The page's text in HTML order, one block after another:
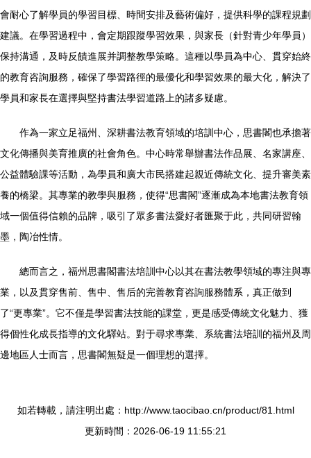
會耐心了解學員的學習目標、時間安排及藝術偏好，提供科學的課程規劃
建議。在學習過程中，會定期跟蹤學習效果，與家長（針對青少年學員）
保持溝通，及時反饋進展并調整教學策略。這種以學員為中心、貫穿始終
的教育咨詢服務，確保了學習路徑的最優化和學習效果的最大化，解決了
學員和家長在選擇與堅持書法學習道路上的諸多疑慮。
作為一家立足福州、深耕書法教育領域的培訓中心，思書閣也承擔著
文化傳播與美育推廣的社會角色。中心時常舉辦書法作品展、名家講座、
公益體驗課等活動，為學員和廣大市民搭建起親近傳統文化、提升審美素
養的橋梁。其專業的教學與服務，使得“思書閣”逐漸成為本地書法教育領
域一個值得信賴的品牌，吸引了眾多書法愛好者匯聚于此，共同研習翰
墨，陶冶性情。
總而言之，福州思書閣書法培訓中心以其在書法教學領域的專注與專
業，以及貫穿售前、售中、售后的完善教育咨詢服務體系，真正做到
了“更專業”。它不僅是學習書法技能的課堂，更是感受傳統文化魅力、獲
得個性化成長指導的文化驛站。對于尋求專業、系統書法培訓的福州及周
邊地區人士而言，思書閣無疑是一個理想的選擇。
如若轉載，請注明出處：http://www.taocibao.cn/product/81.html
更新時間：2026-06-19 11:55:21